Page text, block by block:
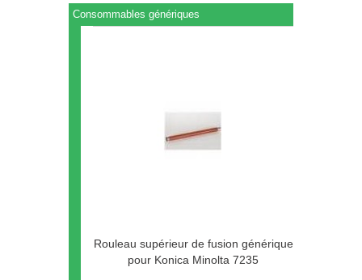
Consommables génériques
Rouleau supérieur de fusion générique
pour Konica Minolta 7235